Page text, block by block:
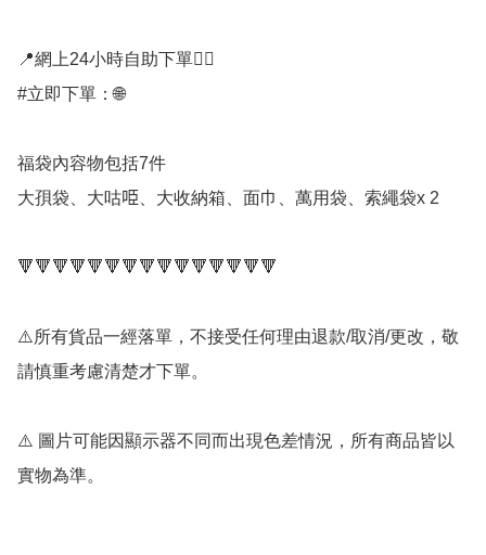
📍網上24小時自助下單👍🏻
#立即下單：🌐
福袋內容物包括7件
大孭袋、大咕𠱸、大收納箱、面巾、萬用袋、索繩袋x 2
🔻🔻🔻🔻🔻🔻🔻🔻🔻🔻🔻🔻🔻🔻🔻
⚠️所有貨品一經落單，不接受任何理由退款/取消/更改，敬
請慎重考慮清楚才下單。
⚠️ 圖片可能因顯示器不同而出現色差情況，所有商品皆以
實物為準。